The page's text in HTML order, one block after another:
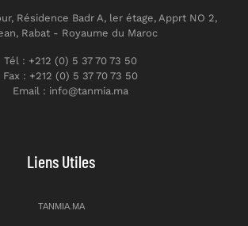
Résidence Badr A, ler étage, Apprt NO 2,
Rabat - Royaume du Maroc
Tél : +212 (0) 5 37 70 73 50
Fax : +212 (0) 5 37 70 73 50
Email : info@tanmia.ma
Liens Utiles
TANMIA.MA